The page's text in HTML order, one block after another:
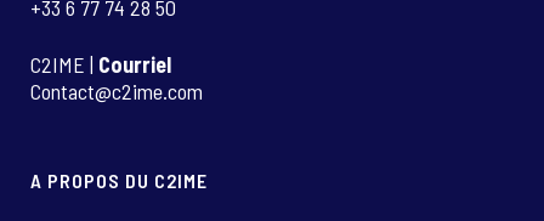
+33 6 77 74 28 50
C2IME | Courriel
Contact@c2ime.com
A PROPOS DU C2IME